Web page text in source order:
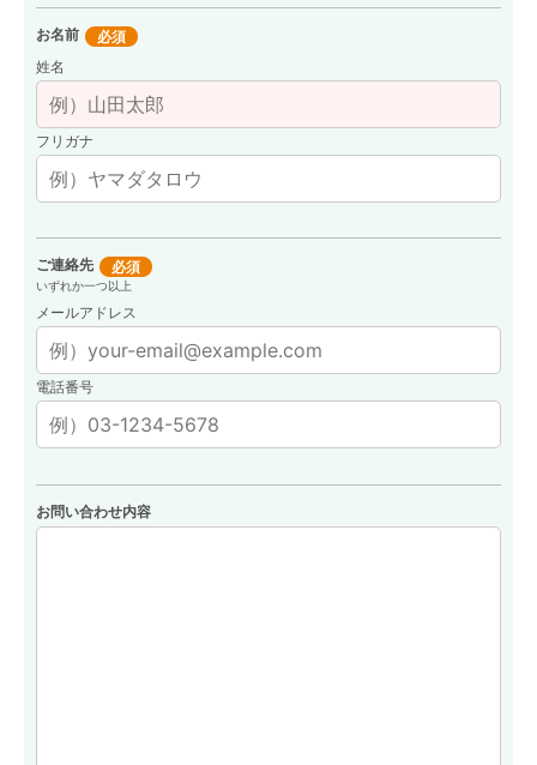
お名前
必須
姓名
フリガナ
ご連絡先 必須
いずれか一つ以上
メールアドレス
電話番号
お問い合わせ内容